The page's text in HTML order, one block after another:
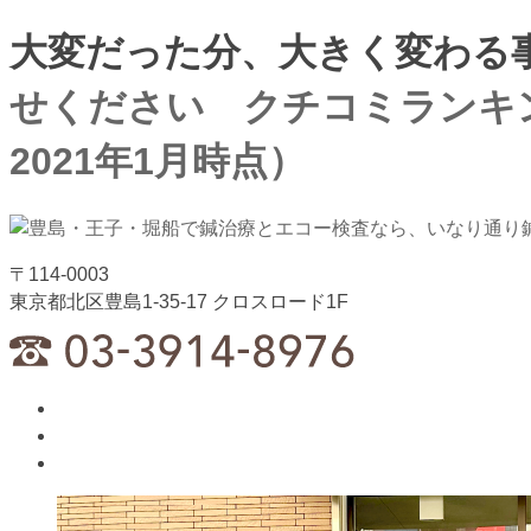
大変だった分、大きく変わ
せください クチコミランキ
2021年1月時点）
〒114-0003
東京都北区豊島1-35-17 クロスロード1F